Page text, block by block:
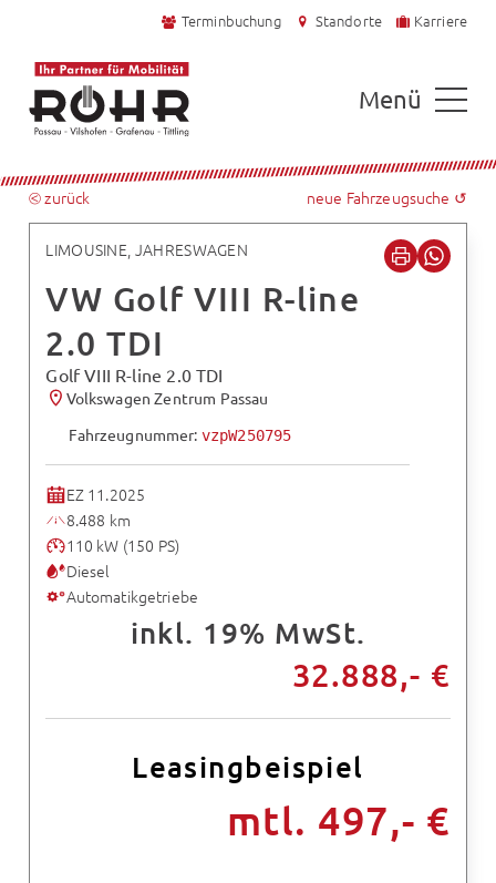
Terminbuchung Standorte Karriere
Menü
⧀ zurück neue Fahrzeugsuche ↺
LIMOUSINE, JAHRESWAGEN
VW Golf VIII R-line
2.0 TDI
Golf VIII R-line 2.0 TDI
Volkswagen Zentrum Passau
Fahrzeugnummer: vzpW250795
EZ 11.2025
8.488 km
110 kW (150 PS)
Diesel
Automatikgetriebe
inkl. 19% MwSt.
32.888,- €
Leasingbeispiel
mtl. 497,- €